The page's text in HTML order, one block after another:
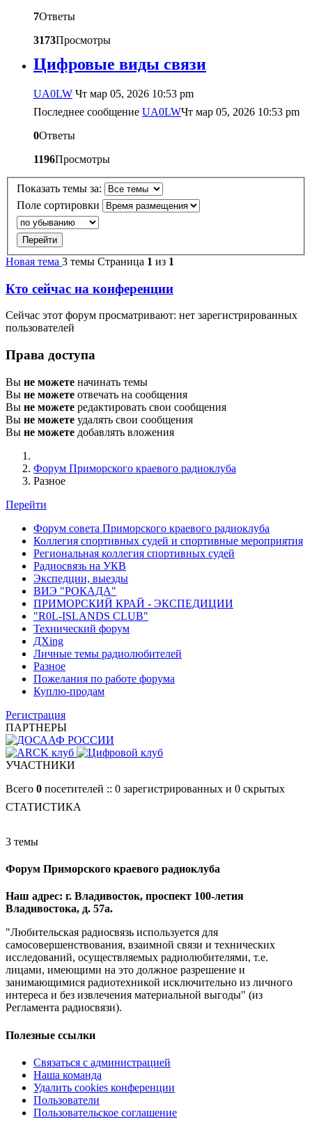
7Ответы
3173Просмотры
Цифровые виды связи
UA0LW Чт мар 05, 2026 10:53 pm
Последнее сообщение UA0LWЧт мар 05, 2026 10:53 pm
0Ответы
1196Просмотры
Показать темы за:
Поле сортировки
Новая тема 3 темы Страница 1 из 1
Кто сейчас на конференции
Сейчас этот форум просматривают: нет зарегистрированных
пользователей
Права доступа
Вы не можете начинать темы
Вы не можете отвечать на сообщения
Вы не можете редактировать свои сообщения
Вы не можете удалять свои сообщения
Вы не можете добавлять вложения
Форум Приморского краевого радиоклуба
Разное
Перейти
Форум совета Приморского краевого радиоклуба
Коллегия спортивных судей и спортивные мероприятия
Региональная коллегия спортивных судей
Радиосвязь на УКВ
Экспедции, выезды
ВИЭ "РОКАДА"
ПРИМОРСКИЙ КРАЙ - ЭКСПЕДИЦИИ
"R0L-ISLANDS CLUB"
Технический форум
ДХing
Личные темы радиолюбителей
Разное
Пожелания по работе форума
Куплю-продам
Регистрация
ПАРТНЕРЫ
УЧАСТНИКИ
Всего 0 посетителей :: 0 зарегистрированных и 0 скрытых
СТАТИСТИКА
3 темы
Форум Приморского краевого радиоклуба
Наш адрес: г. Владивосток, проспект 100-летия
Владивостока, д. 57а.
"Любительская радиосвязь используется для
самосовершенствования, взаимной связи и технических
исследований, осуществляемых радиолюбителями, т.е.
лицами, имеющими на это должное разрешение и
занимающимися радиотехникой исключительно из личного
интереса и без извлечения материальной выгоды" (из
Регламента радиосвязи).
Полезные ссылки
Связаться с администрацией
Наша команда
Удалить cookies конференции
Пользователи
Пользовательское соглашение